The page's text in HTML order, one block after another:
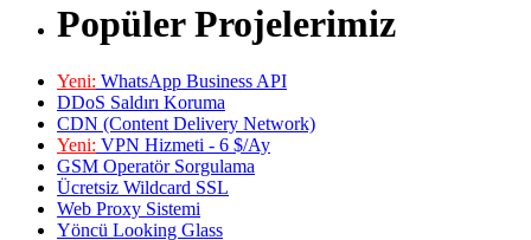
Popüler Projelerimiz
Yeni: WhatsApp Business API
DDoS Saldırı Koruma
CDN (Content Delivery Network)
Yeni: VPN Hizmeti - 6 $/Ay
GSM Operatör Sorgulama
Ücretsiz Wildcard SSL
Web Proxy Sistemi
Yöncü Looking Glass